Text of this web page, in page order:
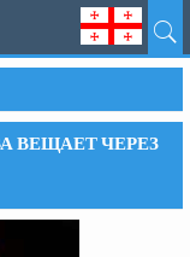
ВЕЩАЕТ ЧЕРЕЗ